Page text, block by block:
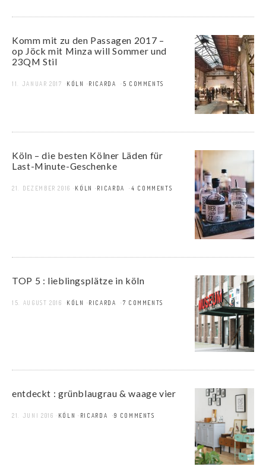
Komm mit zu den Passagen 2017 –
op Jöck mit Minza will Sommer und
23QM Stil
11. JANUAR 2017 KÖLN RICARDA 5 COMMENTS
Köln – die besten Kölner Läden für
Last-Minute-Geschenke
21. DEZEMBER 2016 KÖLN RICARDA 4 COMMENTS
TOP 5 : lieblingsplätze in köln
15. AUGUST 2016 KÖLN RICARDA 7 COMMENTS
entdeckt : grünblaugrau & waage vier
21. JUNI 2016 KÖLN RICARDA 9 COMMENTS